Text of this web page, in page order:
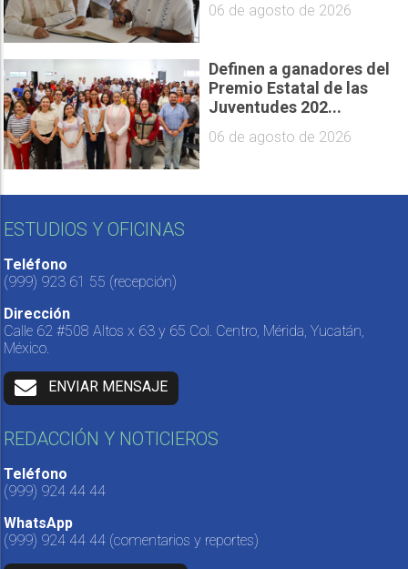
06 de agosto de 2026
Definen a ganadores del
Premio Estatal de las
Juventudes 202...
06 de agosto de 2026
ESTUDIOS Y OFICINAS
Teléfono
(999) 923 61 55 (recepción)
Dirección
Calle 62 #508 Altos x 63 y 65 Col. Centro, Mérida, Yucatán,
México.
ENVIAR MENSAJE
REDACCIÓN Y NOTICIEROS
Teléfono
(999) 924 44 44
WhatsApp
(999) 924 44 44 (comentarios y reportes)